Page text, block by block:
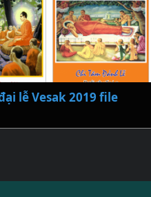
lễ Vesak 2019 file